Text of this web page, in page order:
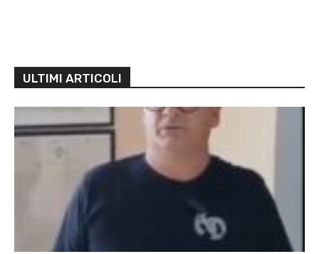
ULTIMI ARTICOLI